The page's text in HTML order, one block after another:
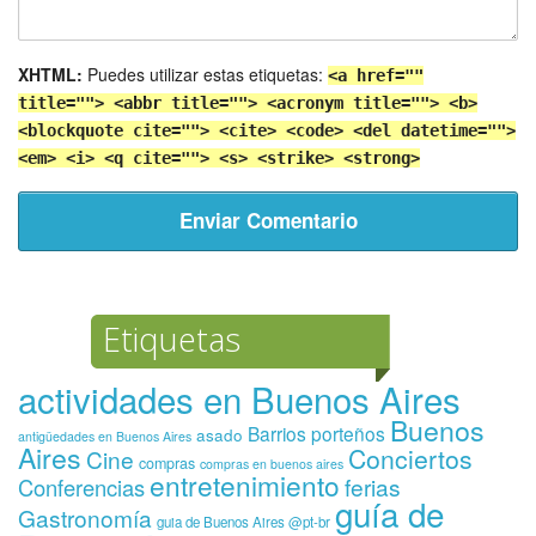
XHTML: Puedes utilizar estas etiquetas: <a href=""
title=""> <abbr title=""> <acronym title=""> <b>
<blockquote cite=""> <cite> <code> <del datetime="">
<em> <i> <q cite=""> <s> <strike> <strong>
Etiquetas
actividades en Buenos Aires
antigüedades en Buenos Aires asado Barrios porteños Buenos
Aires Cine compras compras en buenos aires Conciertos
Conferenciasentretenimientoferias
Gastronomía guia de Buenos Aires @pt-br guía de